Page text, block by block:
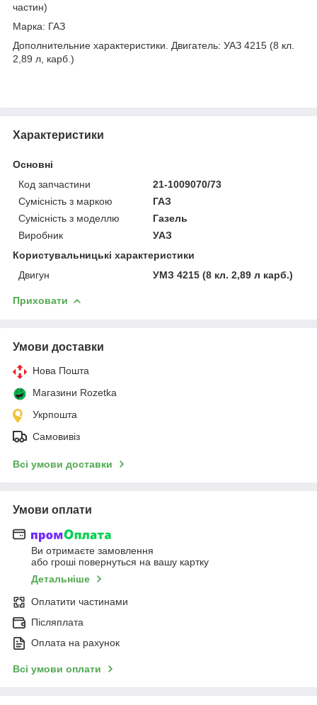
частин)
Марка: ГАЗ
Дополнительние характеристики. Двигатель: УАЗ 4215 (8 кл.
2,89 л, карб.)
Характеристики
Основні
Код запчастини
21-1009070/73
Сумісність з маркою
ГАЗ
Сумісність з моделлю
Газель
Виробник
УАЗ
Користувальницькі характеристики
Двигун
УМЗ 4215 (8 кл. 2,89 л карб.)
Приховати
Умови доставки
Нова Пошта
Магазини Rozetka
Укрпошта
Самовивіз
Всі умови доставки
Умови оплати
Ви отримаєте замовлення
або гроші повернуться на вашу картку
Детальніше
Оплатити частинами
Післяплата
Оплата на рахунок
Всі умови оплати